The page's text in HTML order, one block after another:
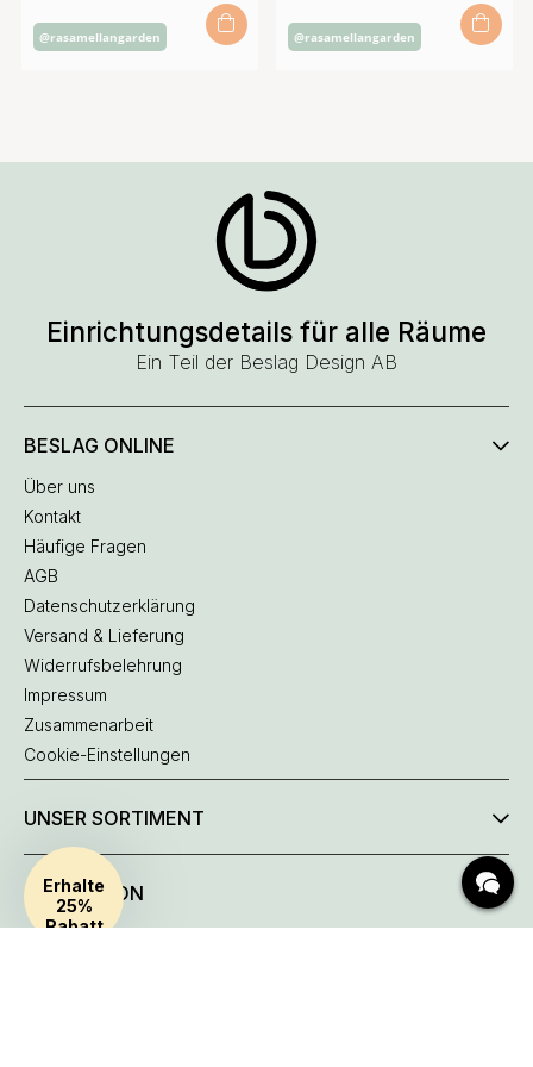
Inlägg
@rasamellangarden
Inlägg
@rasamellangarden
Einrichtungsdetails für alle Räume
Ein Teil der Beslag Design AB
BESLAG ONLINE
Über uns
Kontakt
Häufige Fragen
AGB
Datenschutzerklärung
Versand & Lieferung
Widerrufsbelehrung
Impressum
Zusammenarbeit
Cookie-Einstellungen
UNSER SORTIMENT
INSPIRATION